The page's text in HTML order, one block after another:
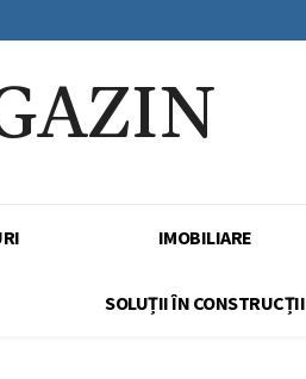
IMOBILIARE
SOLUȚII ÎN CONSTRUCȚII